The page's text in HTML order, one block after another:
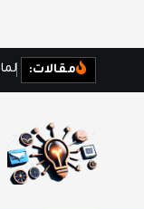
مقالات: لما